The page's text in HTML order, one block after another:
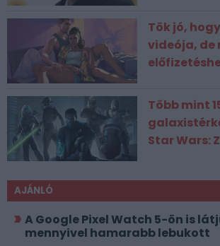
Tök jó,
videója, de
Több mint
Star Wars:
AJÁNLÓ
A Google Pixel Watch 5-ön is
mennyivel hamarabb lebukott